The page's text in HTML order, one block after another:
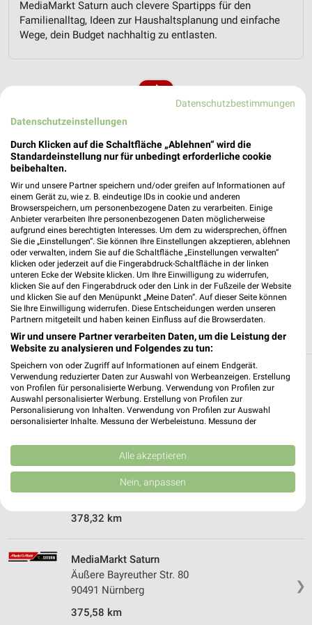
MediaMarkt Saturn auch clevere Spartipps für den
Familienalltag, Ideen zur Haushaltsplanung und einfache
Wege, dein Budget nachhaltig zu entlasten.
weekli - Prospekte & Angebote App
Alle MediaMarkt Saturn Angebote immer griffbereit – mit der
kostenlosen weekli App für iOS & Android.
✔Standortgenaue Angebote
✔Folge deinem Lieblingshändler
✔Push-Benachrichtigungen bei neuen Prospekten
✔Einkaufsliste - Einkauf stressfrei planen
JETZT LADEN UND SPAREN!
Weitere MediaMarkt Saturn Geschäfte mit
Angeboten in und um Fürth
❯
MediaMarkt Saturn Angebote in Nürnberg
Nürnberg, Deutschland
378,32 km
❯
MediaMarkt Saturn
Äußere Bayreuther Str. 80
90491 Nürnberg
375,58 km
Datenschutzbestimmungen
Datenschutzeinstellungen
Durch Klicken auf die Schaltfläche „Ablehnen“ wird die
Standardeinstellung nur für unbedingt erforderliche cookie
beibehalten.
Wir und unsere Partner speichern und/oder greifen auf Informationen auf
einem Gerät zu, wie z. B. eindeutige IDs in cookie und anderen
Browserspeichern, um personenbezogene Daten zu verarbeiten. Einige
Anbieter verarbeiten Ihre personenbezogenen Daten möglicherweise
aufgrund eines berechtigten Interesses. Um dem zu widersprechen, öffnen
Sie die „Einstellungen“. Sie können Ihre Einstellungen akzeptieren, ablehnen
oder verwalten, indem Sie auf die Schaltfläche „Einstellungen verwalten“
klicken oder jederzeit auf die Fingerabdruck-Schaltfläche in der linken
unteren Ecke der Website klicken. Um Ihre Einwilligung zu widerrufen,
klicken Sie auf den Fingerabdruck oder den Link in der Fußzeile der Website
und klicken Sie auf den Menüpunkt „Meine Daten“. Auf dieser Seite können
Sie Ihre Einwilligung widerrufen. Diese Entscheidungen werden unseren
Partnern mitgeteilt und haben keinen Einfluss auf die Browserdaten.
Wir und unsere Partner verarbeiten Daten, um die Leistung der
Website zu analysieren und Folgendes zu tun:
Speichern von oder Zugriff auf Informationen auf einem Endgerät.
Verwendung reduzierter Daten zur Auswahl von Werbeanzeigen. Erstellung
von Profilen für personalisierte Werbung. Verwendung von Profilen zur
Auswahl personalisierter Werbung. Erstellung von Profilen zur
Personalisierung von Inhalten. Verwendung von Profilen zur Auswahl
personalisierter Inhalte. Messung der Werbeleistung. Messung der
Kombinationen von Daten aus verschiedenen Quellen. Entwicklung und
Verbesserung der Angebote. Verwendung reduzierter Daten zur Auswahl
von Inhalten.
Daten können außerhalb der Europäischen Union weitergegeben und in die
Website/App.
Wir nutzen Ihre Daten für folgende Zwecke:
IAB-Verarbeitungszwecke:
Speichern von oder Zugriff auf Informationen
Alle akzeptieren
Nein, anpassen